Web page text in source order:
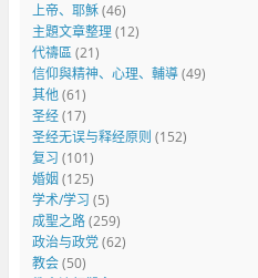
上帝、耶穌(46)
主題文章整理(12)
代禱區(21)
信仰與精神、心理、輔導(49)
其他(61)
圣经(17)
圣经无误与释经原则 (152)
复习 (101)
婚姻 (125)
学术/学习 (5)
成聖之路(259)
政治与政党(62)
教会(50)